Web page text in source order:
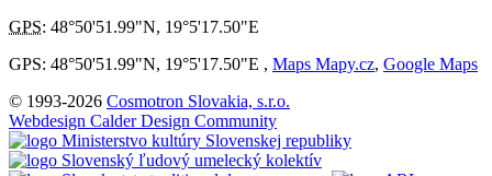
GPS: 48°50'51.99"N, 19°5'17.50"E
GPS: 48°50'51.99"N, 19°5'17.50"E , Maps Mapy.cz, Google Maps
© 1993-2026 Cosmotron Slovakia, s.r.o.
Webdesign Calder Design Community